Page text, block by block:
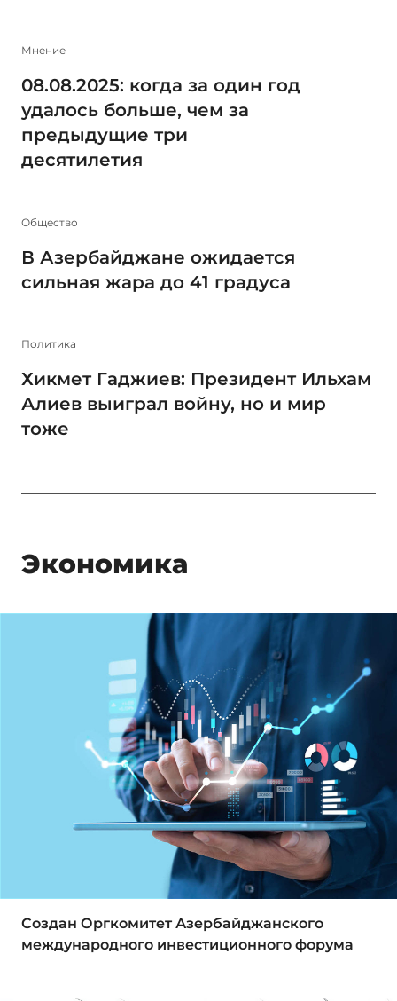
Мнение
08.08.2025: когда за один год
удалось больше, чем за
предыдущие три
десятилетия
Общество
В Азербайджане ожидается
сильная жара до 41 градуса
Политика
Хикмет Гаджиев: Президент Ильхам
Алиев выиграл войну, но и мир
тоже
Экономика
Создан Оргкомитет Азербайджанского
международного инвестиционного форума